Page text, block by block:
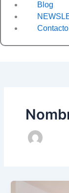
Blog
Contacto